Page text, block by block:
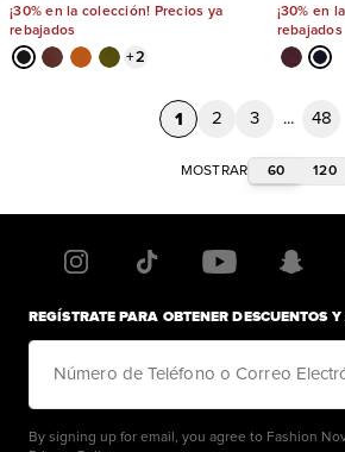
¡30% en la colección! Precios ya
rebajados
+2
¡30% en
rebajados
1 2 3 ... 48
MOSTRAR 60 120
REGÍSTRATE PARA OBTENER DESCUENTOS
Número de Teléfono o Correo
By signing up for email, you agree to Fashion